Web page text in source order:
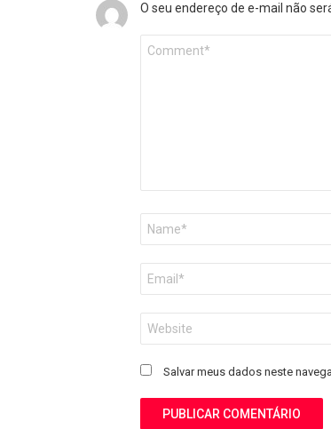
O seu endereço de e-mail não
mail
*
Salvar meus dados neste